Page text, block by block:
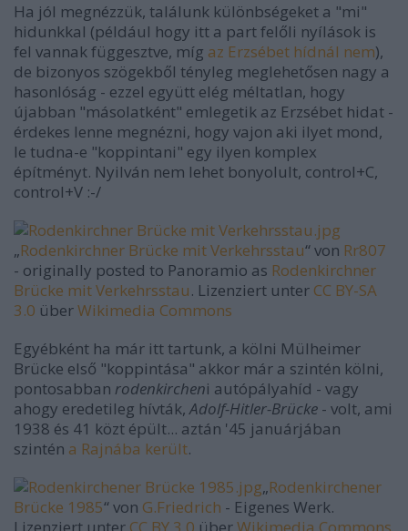
Ha jól megnézzük, találunk különbségeket a "mi"
hidunkkal (például hogy itt a part felőli nyílások is
fel vannak függesztve, míg az Erzsébet hídnál nem),
de bizonyos szögekből tényleg meglehetősen nagy a
hasonlóság - ezzel együtt elég méltatlan, hogy
újabban "másolatként" emlegetik az Erzsébet hidat -
érdekes lenne megnézni, hogy vajon aki ilyet mond,
le tudna-e "koppintani" egy ilyen komplex
építményt. Nyilván nem lehet bonyolult, control+C,
control+V :-/
„Rodenkirchner Brücke mit Verkehrsstau“ von Rr807
- originally posted to Panoramio as Rodenkirchner
Brücke mit Verkehrsstau. Lizenziert unter CC BY-SA
3.0 überWikimedia Commons
Egyébként ha már itt tartunk, a kölni Mülheimer
Brücke első "koppintása" akkor már a szintén kölni,
pontosabban rodenkircheni autópályahíd - vagy
ahogy eredetileg hívták,Adolf-Hitler-Brücke - volt, ami
1938 és 41 közt épült... aztán '45 januárjában
szintén a Rajnába került.
„Rodenkirchener
Brücke 1985“ von G.Friedrich - Eigenes Werk.